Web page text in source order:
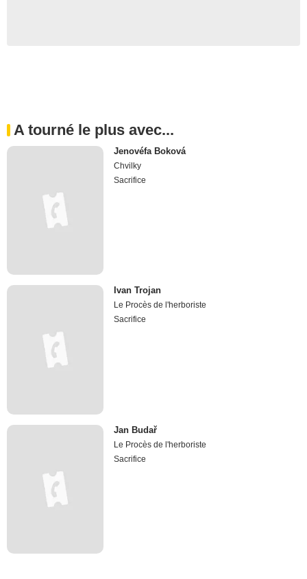
A tourné le plus avec...
Jenovéfa Boková
Chvilky
Sacrifice
Ivan Trojan
Le Procès de l'herboriste
Sacrifice
Jan Budař
Le Procès de l'herboriste
Sacrifice